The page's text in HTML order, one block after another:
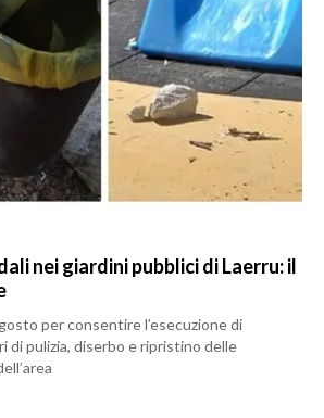
nei giardini pubblici di Laerru: il
per consentire l’esecuzione di
di pulizia, diserbo e ripristino delle